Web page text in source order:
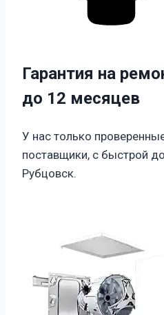
Гарантия на
до 12 месяцев
У нас только
поставщики, с быстрой
Рубцовск.